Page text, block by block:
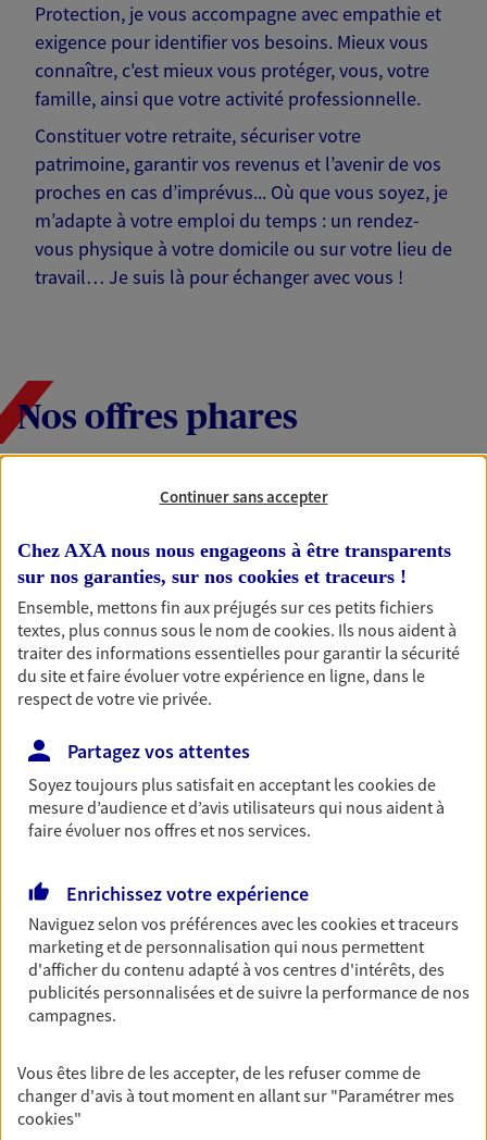
Protection, je vous accompagne avec empathie et
exigence pour identifier vos besoins. Mieux vous
connaître, c'est mieux vous protéger, vous, votre
famille, ainsi que votre activité professionnelle.
Constituer votre retraite, sécuriser votre
patrimoine, garantir vos revenus et l’avenir de vos
proches en cas d’imprévus... Où que vous soyez, je
m’adapte à votre emploi du temps : un rendez-
vous physique à votre domicile ou sur votre lieu de
travail… Je suis là pour échanger avec vous !
Nos offres phares
Épargne
Réalisez vos projets grâce à votre épargne : achat
immobilier, études des enfants ou voyage autour
du monde… Épargnez à votre rythme et
simplement, selon votre profil.
Retraite
Préparez sereinement ce nouveau chapitre de
votre vie avec les conseils d'un expert. Découvrez
notre solution PER (Plan Epargne Retraite)
spécialement conçue pour la retraite.
Couvrez vos dépenses de santé ainsi que celles de
votre famille avec la complémentaire santé qui
vous ressemble.
Prévoyance
Pour un avenir serein, assurez-vous avec notre
d'accident ou de maladie en optant pour les
garanties incapacité temporaire totale de travail,
invalidité ou de décès.
Continuer sans accepter
Chez AXA nous nous engageons à être transparents
sur nos garanties, sur nos cookies et traceurs !
Ensemble, mettons fin aux préjugés sur ces petits fichiers
textes, plus connus sous le nom decookies. Ils nous aident à
traiter des informations essentielles pour garantir la sécurité
du site et faire évoluer votre expérience en ligne, dans le
respect de votre vie privée.
Partagez vos attentes
Soyez toujours plus satisfait en acceptant lescookiesde
mesure d’audience et d’avis utilisateurs qui nous aident à
faire évoluer nos offres et nos services.
Enrichissez votre expérience
Naviguez selon vos préférences avec lescookies et traceurs
marketing et de personnalisation qui nous permettent
d'afficher du contenu adapté à vos centres d'intérêts, des
publicités personnalisées et de suivre la performance de nos
campagnes.
Vous êtes libre de les accepter, de les refuser comme de
changer d'avis à tout moment en allant sur "Paramétrer mes
cookies"